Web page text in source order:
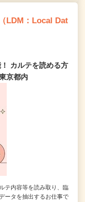
LDM：Local Dat
カルテを読める方
京都内
テ内容等を読み取り、臨
ータを抽出するお仕事で